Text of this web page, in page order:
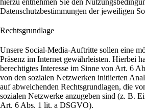
hierzu entnehmen Sie den
Datenschutzbestimmungen der jeweiligen
Rechtsgrundlage
Unsere Social-Media-Auftritte sollen eine
Präsenz im Internet gewährleisten. Hierbei
berechtigtes Interesse im Sinne von Art. 6
von den sozialen Netzwerken initiierten
auf abweichenden Rechtsgrundlagen, die
sozialen Netzwerke anzugeben sind (z. B.
Art. 6 Abs. 1 lit. a DSGVO).